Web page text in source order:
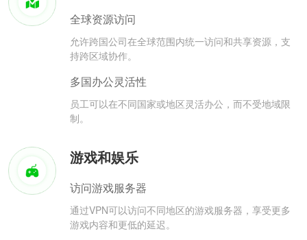
全球资源访问
允许跨国公司在全球范围内统一访问和共享资源，支
持跨区域协作。
多国办公灵活性
员工可以在不同国家或地区灵活办公，而不受地域限
制。
游戏和娱乐
访问游戏服务器
通过VPN可以访问不同地区的游戏服务器，享受更多
游戏内容和更低的延迟。